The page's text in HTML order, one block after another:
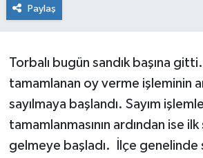
Paylaş
Torbalı bugün sandık başına
tamamlanan oy verme işleminin
sayılmaya başlandı. Sayım
tamamlanmasının ardından ise
gelmeye başladı. İlçe genelinde